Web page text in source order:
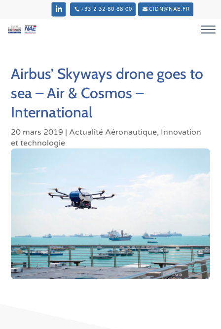
+33 2 32 80 88 00 CIDN@NAE.FR
Airbus’ Skyways drone goes to
sea – Air & Cosmos –
International
20 mars 2019 | Actualité Aéronautique, Innovation
et technologie